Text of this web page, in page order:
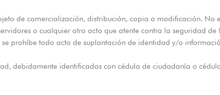
de comercialización, distribución, copia o modificación. No
o cualquier otro acto que atente contra la seguridad de
prohíbe todo acto de suplantación de identidad y/o
debidamente identificadas con cédula de ciudadanía o